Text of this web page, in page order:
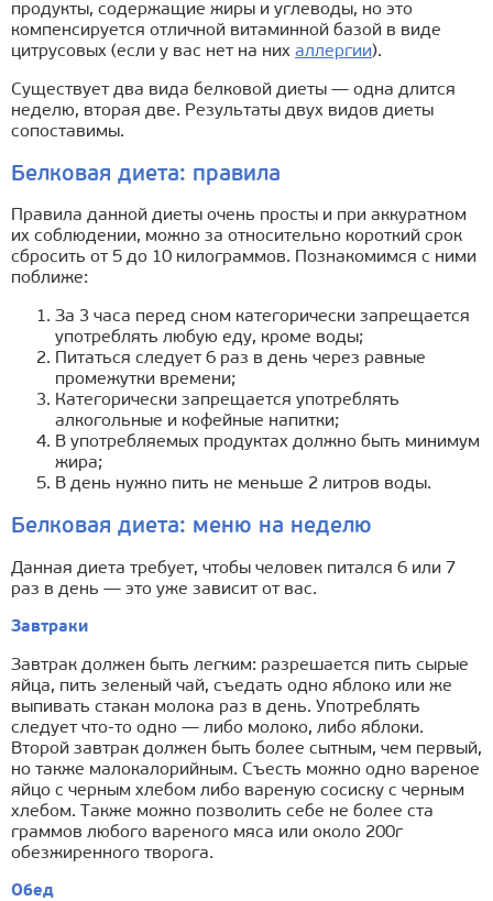
продукты, содержащие жиры и углеводы, но это
компенсируется отличной витаминной базой в виде
цитрусовых (если у вас нет на них аллергии).
Существует два вида белковой диеты — одна длится
неделю, вторая две. Результаты двух видов диеты
сопоставимы.
Белковая диета: правила
Правила данной диеты очень просты и при аккуратном
их соблюдении, можно за относительно короткий срок
сбросить от 5 до 10 килограммов. Познакомимся с ними
поближе:
За 3 часа перед сном категорически запрещается
употреблять любую еду, кроме воды;
Питаться следует 6 раз в день через равные
промежутки времени;
Категорически запрещается употреблять
алкогольные и кофейные напитки;
В употребляемых продуктах должно быть минимум
жира;
В день нужно пить не меньше 2 литров воды.
Белковая диета: меню на неделю
Данная диета требует, чтобы человек питался 6 или 7
раз в день — это уже зависит от вас.
Завтраки
Завтрак должен быть легким: разрешается пить сырые
яйца, пить зеленый чай, съедать одно яблоко или же
выпивать стакан молока раз в день. Употреблять
следует что-то одно — либо молоко, либо яблоки.
Второй завтрак должен быть более сытным, чем первый,
но также малокалорийным. Съесть можно одно вареное
яйцо с черным хлебом либо вареную сосиску с черным
хлебом. Также можно позволить себе не более ста
граммов любого вареного мяса или около 200г
обезжиренного творога.
Обед